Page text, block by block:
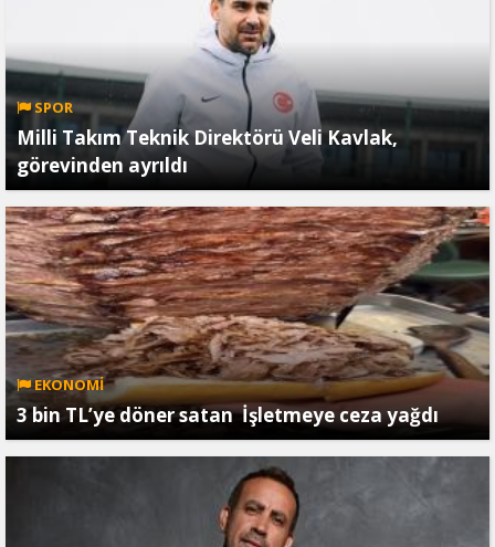
SPOR
Milli Takım Teknik Direktörü Veli Kavlak,
görevinden ayrıldı
EKONOMİ
3 bin TL’ye döner satan İşletmeye ceza yağdı